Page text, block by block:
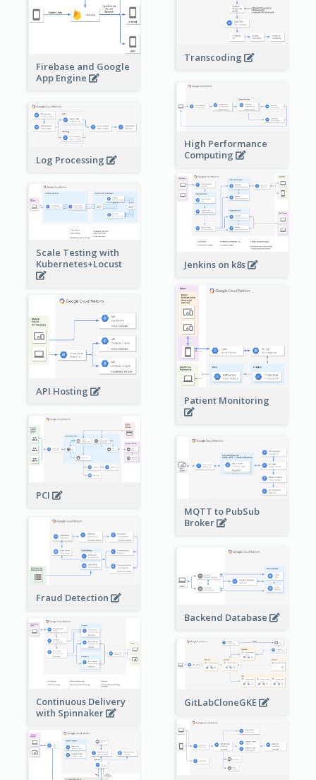
Firebase and Google
App Engine
Transcoding
High Performance
Computing
Log Processing
Jenkins on k8s
Scale Testing with
Kubernetes+Locust
Patient Monitoring
API Hosting
PCI
MQTT to PubSub
Broker
Fraud Detection
Backend Database
Continuous Delivery
with Spinnaker
GitLabCloneGKE